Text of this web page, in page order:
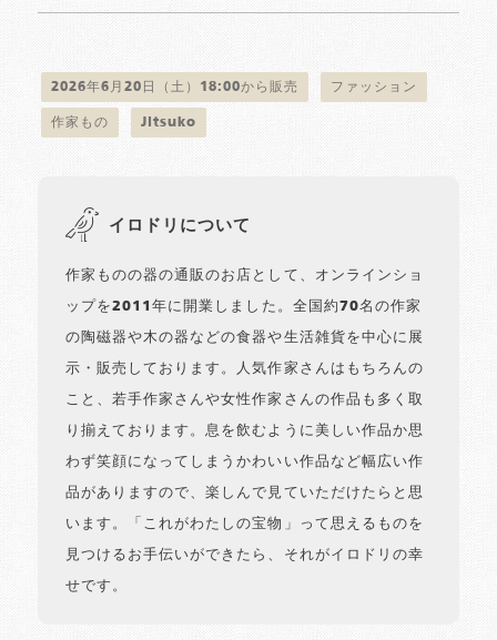
2026年6月20日（土）18:00から販売 ファッション
作家もの Jitsuko
イロドリについて
作家ものの器の通販のお店として、オンラインショ
ップを2011年に開業しました。全国約70名の作家
の陶磁器や木の器などの食器や生活雑貨を中心に展
示・販売しております。人気作家さんはもちろんの
こと、若手作家さんや女性作家さんの作品も多く取
り揃えております。息を飲むように美しい作品か思
わず笑顔になってしまうかわいい作品など幅広い作
品がありますので、楽しんで見ていただけたらと思
います。「これがわたしの宝物」って思えるものを
見つけるお手伝いができたら、それがイロドリの幸
せです。